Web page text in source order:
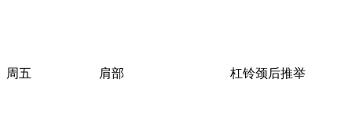
周五 肩部 杠铃颈后推举